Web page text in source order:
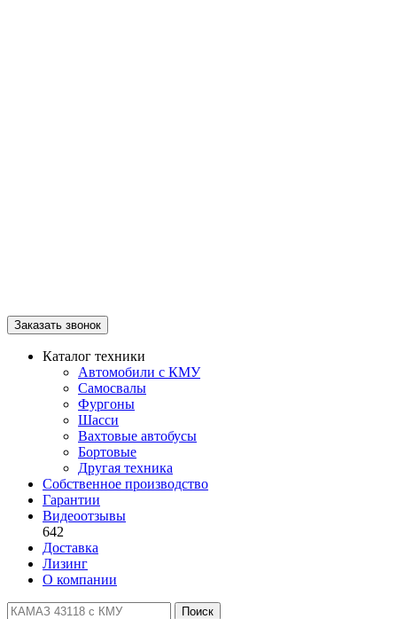
Заказать звонок
Каталог техники
Автомобили с КМУ
Самосвалы
Фургоны
Шасси
Вахтовые автобусы
Бортовые
Другая техника
Собственное производство
Гарантии
Видеоотзывы
642
Доставка
Лизинг
О компании
Поиск